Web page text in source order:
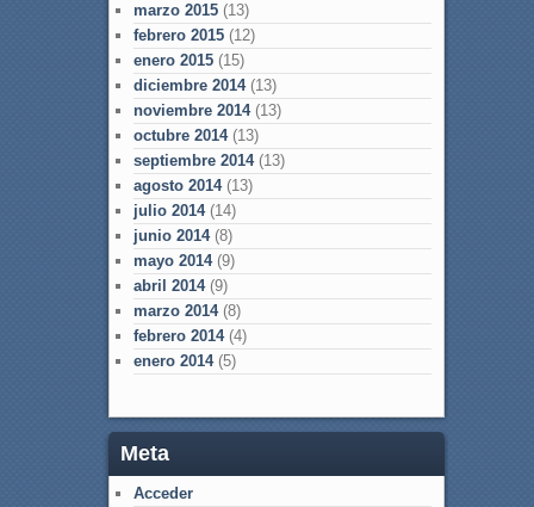
marzo 2015(13)
febrero 2015(12)
enero 2015(15)
diciembre 2014(13)
noviembre 2014(13)
octubre 2014(13)
septiembre 2014(13)
agosto 2014(13)
julio 2014(14)
junio 2014(8)
mayo 2014(9)
abril 2014(9)
marzo 2014(8)
febrero 2014(4)
enero 2014(5)
Meta
Acceder